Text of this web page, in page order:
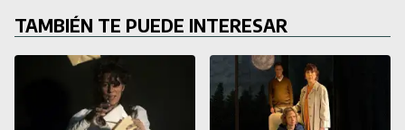
TAMBIÉN TE PUEDE INTERESAR